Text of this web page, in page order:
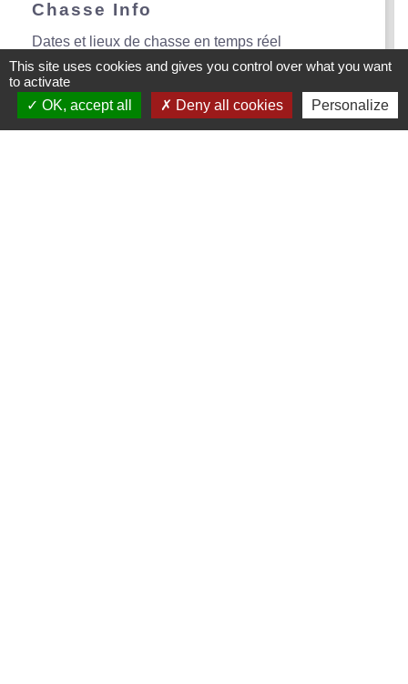
Chasse Info
Dates et lieux de chasse en temps réel
This site uses cookies and gives you control over what you want
to activate
OK, accept all
Deny all cookies Personalize